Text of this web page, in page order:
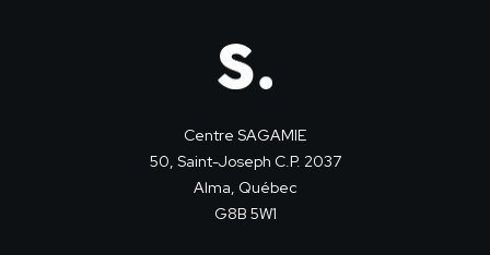
Centre SAGAMIE
50, Saint-Joseph C.P. 2037
Alma, Québec
G8B 5W1